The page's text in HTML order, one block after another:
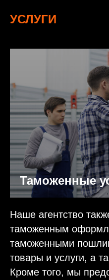
УСЛУГИ
Таможенные
Наше агентство
таможенным
таможенными
товары и услуги, а
Кроме того, мы